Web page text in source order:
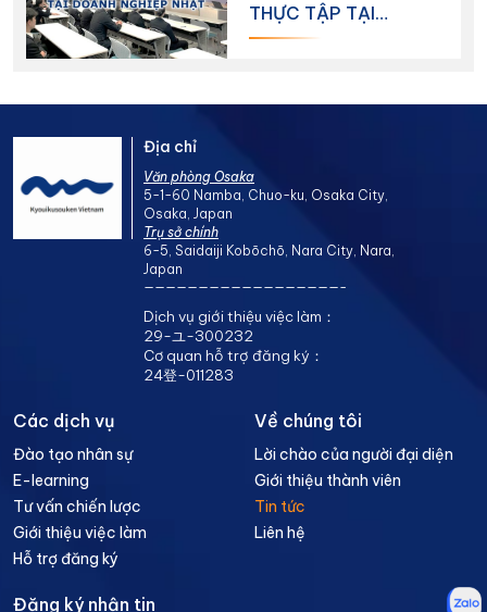
THỰC TẬP TẠI
DOANH NGHIỆP NHẬT
Địa chỉ
Văn phòng Osaka
5-1-60 Namba, Chuo-ku, Osaka City,
Osaka, Japan
Trụ sở chính
6-5, Saidaiji Kobōchō, Nara City, Nara,
Japan
——————————————————-
Dịch vụ giới thiệu việc làm：
29-ユ-300232
Cơ quan hỗ trợ đăng ký：
24登-011283
Các dịch vụ
Đào tạo nhân sự
E-learning
Tư vấn chiến lược
Giới thiệu việc làm
Hỗ trợ đăng ký
Về chúng tôi
Lời chào của người đại diện
Giới thiệu thành viên
Tin tức
Liên hệ
Đăng ký nhận tin